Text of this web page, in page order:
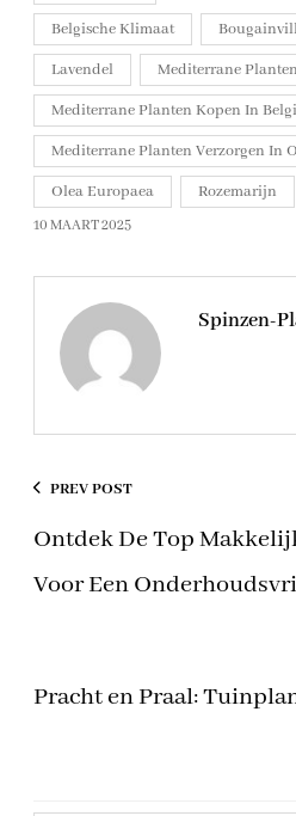
Belgische Klimaat
Lavendel
Mediterrane
Mediterrane Planten Kopen In
Mediterrane Planten Verzorgen In
Olea Europaea
Rozemarijn
10 MAART 2025
Spinzen-
PREV POST
Ontdek De Top
Voor Een
Pracht en Praal: